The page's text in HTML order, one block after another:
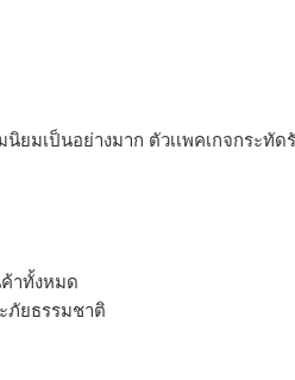
มเป็นอย่างมาก ตัวเเพคเกจกระทัด
ค้าทั้งหมด
ภัยธรรมชาติ